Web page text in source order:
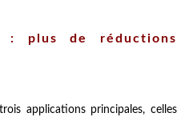
plus de réductions
applications principales, celles